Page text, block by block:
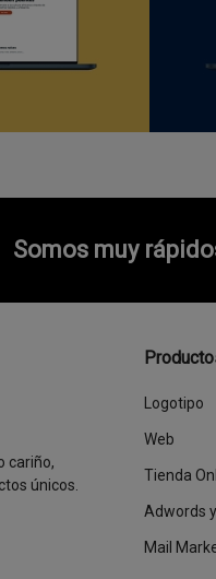
Somos muy
cariño,
únicos.
Logotipo
Web
Tienda
Adwords
Mail